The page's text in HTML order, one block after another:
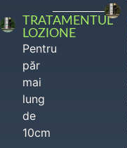
TRATAMENTUL
LOZIONE
Pentru
păr
mai
lung
de
10cm